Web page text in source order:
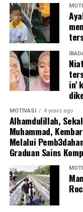
in’
MOTIVASI 4 years ago
Alhamdulillah,
Muhammad,
Melalui
Graduan Sains